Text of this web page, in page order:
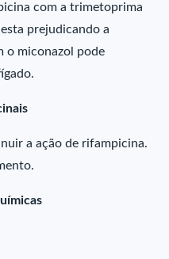
com a trimetoprima
prejudicando a
o miconazol pode
a ação de rifampicina.